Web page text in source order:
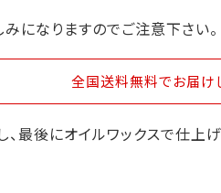
になりますのでご注意下さい。
全国送料無料でお届け
最後にオイルワックスで仕上げ